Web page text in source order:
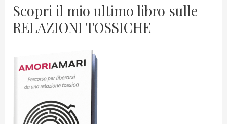
Scopri il mio ultimo libro sulle
RELAZIONI TOSSICHE